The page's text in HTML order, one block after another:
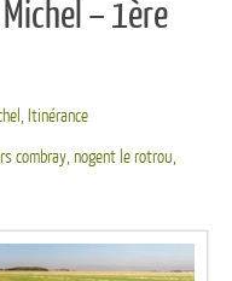
– 1ère
, Itinérance
combray,nogent le rotrou,